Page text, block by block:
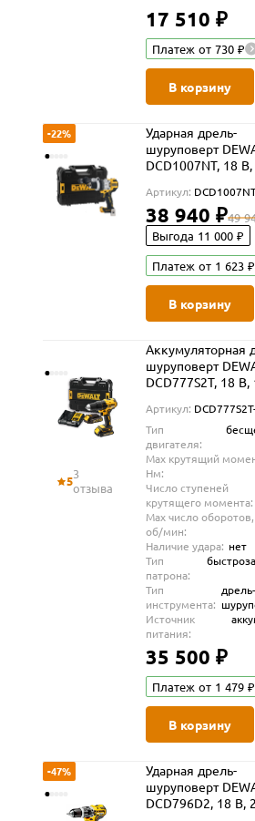
17 510 ₽
Платеж от 730 ₽
В корзину
-22%
Ударная дрель-
шуруповерт
DCD1007NT, 18
без АКБ и ЗУ, в
TSTAK
Артикул:
38 940 ₽49
Выгода 11 000 ₽
Платеж от 1 623 ₽
В корзину
53
отзыва
Аккумуляторная
шуруповерт
DCD777S2T, 18 В,
ЗУ, в кейсе TSTAK
(DCD777S2T-QW)
Артикул:
Тип
двигателя:
Max крутящий
Нм:
Число ступеней
крутящего момента:
Max число оборотов,
об/мин:
Наличие удара: нет
Тип
патрона:
Тип
инструмента:
дрель-
Источник
питания:
35 500 ₽
Платеж от 1 479 ₽
В корзину
-47%
Ударная дрель-
шуруповерт
DCD796D2, 18 В,